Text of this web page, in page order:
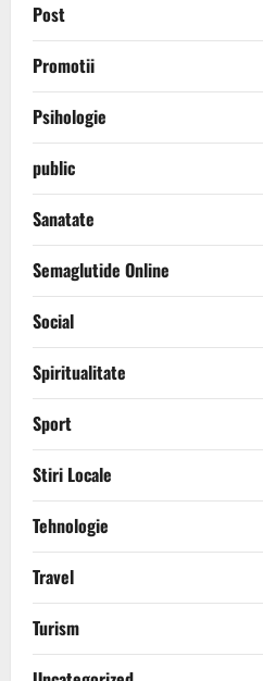
Post
Promotii
Psihologie
public
Sanatate
Semaglutide Online
Social
Spiritualitate
Sport
Stiri Locale
Tehnologie
Travel
Turism